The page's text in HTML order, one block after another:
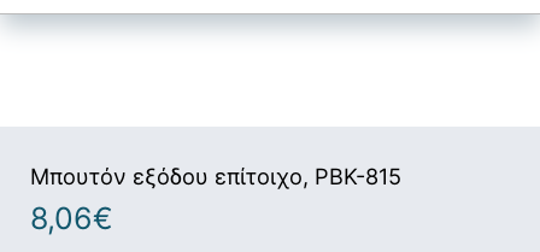
Μπουτόν εξόδου επίτοιχο, PBK-815
8,06€